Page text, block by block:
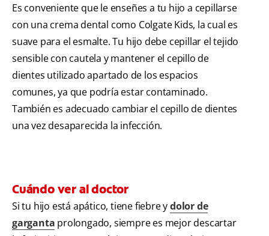
Es conveniente que le enseñes a tu hijo a cepillarse
con una crema dental como Colgate Kids, la cual es
suave para el esmalte. Tu hijo debe cepillar el tejido
sensible con cautela y mantener el cepillo de
dientes utilizado apartado de los espacios
comunes, ya que podría estar contaminado.
También es adecuado cambiar el cepillo de dientes
una vez desaparecida la infección.
Cuándo ver al doctor
Si tu hijo está apático, tiene fiebre ydolor de
garganta prolongado, siempre es mejor descartar